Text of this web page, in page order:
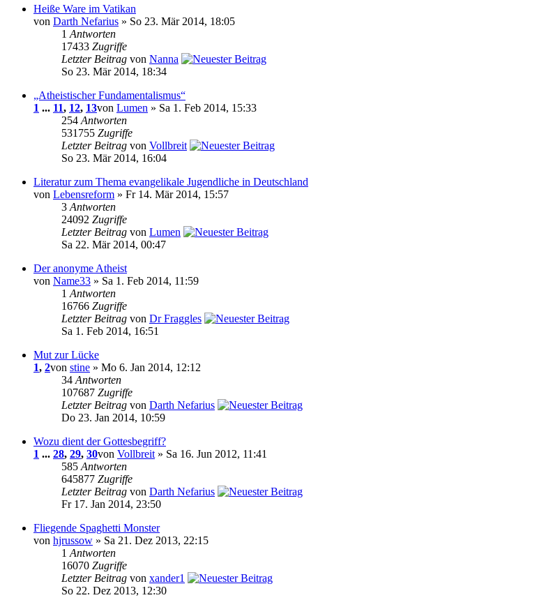
Heiße Ware im Vatikan
von Darth Nefarius » So 23. Mär 2014, 18:05
1 Antworten
17433 Zugriffe
Letzter Beitrag von Nanna
So 23. Mär 2014, 18:34
„Atheistischer Fundamentalismus“
1 ... 11, 12, 13von Lumen » Sa 1. Feb 2014, 15:33
254 Antworten
531755 Zugriffe
Letzter Beitrag von Vollbreit
So 23. Mär 2014, 16:04
Literatur zum Thema evangelikale Jugendliche in Deutschland
von Lebensreform » Fr 14. Mär 2014, 15:57
3 Antworten
24092 Zugriffe
Letzter Beitrag von Lumen
Sa 22. Mär 2014, 00:47
Der anonyme Atheist
von Name33 » Sa 1. Feb 2014, 11:59
1 Antworten
16766 Zugriffe
Letzter Beitrag von Dr Fraggles
Sa 1. Feb 2014, 16:51
Mut zur Lücke
1, 2von stine » Mo 6. Jan 2014, 12:12
34 Antworten
107687 Zugriffe
Letzter Beitrag von Darth Nefarius
Do 23. Jan 2014, 10:59
Wozu dient der Gottesbegriff?
1 ... 28, 29, 30von Vollbreit » Sa 16. Jun 2012, 11:41
585 Antworten
645877 Zugriffe
Letzter Beitrag von Darth Nefarius
Fr 17. Jan 2014, 23:50
Fliegende Spaghetti Monster
von hjrussow » Sa 21. Dez 2013, 22:15
1 Antworten
16070 Zugriffe
Letzter Beitrag von xander1
So 22. Dez 2013, 12:30